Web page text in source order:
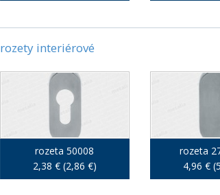
rozety interiérové
rozeta 50008
2,38 € (2,86 €)
rozeta
4,96 €